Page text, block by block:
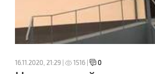
16.11.2020, 21:29 | 1516 | 0